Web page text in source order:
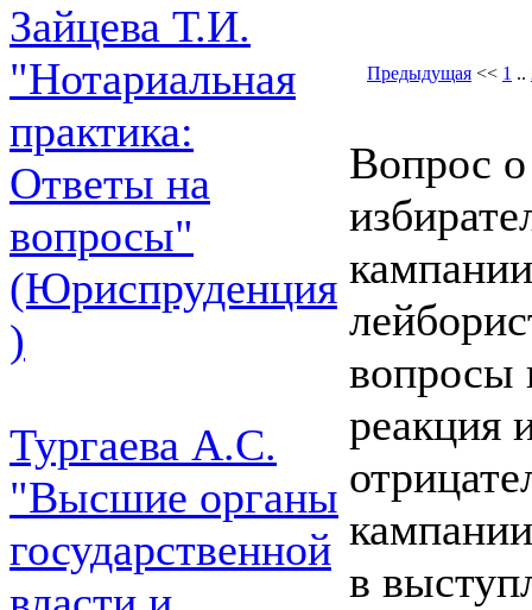
Зайцева Т.И.
"Нотариальная
практика:
Ответы на
вопросы"
(Юриспруденция
)
Тургаева А.С.
"Высшие органы
государственной
Предыдущая << 1 ..
Вопрос
вопросы
реакция
в